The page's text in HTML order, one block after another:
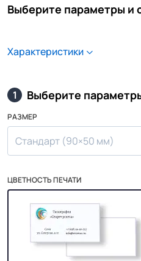
Выберите параметры и
Характеристики
1 Выберите
РАЗМЕР
Стандарт (90×50 мм)
ЦВЕТНОСТЬ ПЕЧАТИ